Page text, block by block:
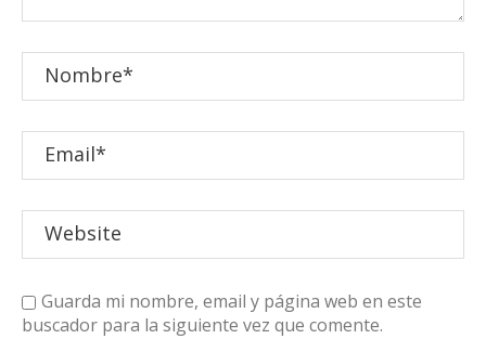
Guarda mi nombre, email y página web en este
buscador para la siguiente vez que comente.